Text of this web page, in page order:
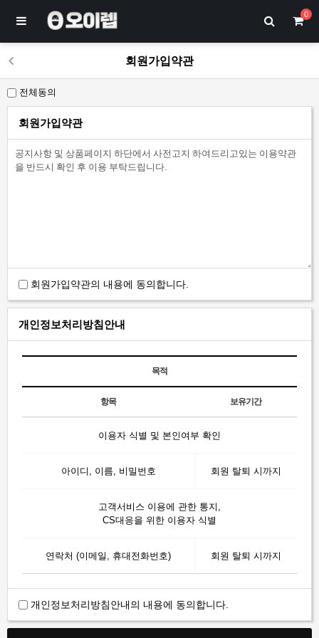
0
회원가입약관
전체동의
회원가입약관
회원가입약관의 내용에 동의합니다.
개인정보처리방침안내
목적
항목 보유기간
이용자 식별 및 본인여부 확인
아이디, 이름, 비밀번호 회원 탈퇴 시까지
고객서비스 이용에 관한 통지,
CS대응을 위한 이용자 식별
연락처 (이메일, 휴대전화번호) 회원 탈퇴 시까지
개인정보처리방침안내의 내용에 동의합니다.